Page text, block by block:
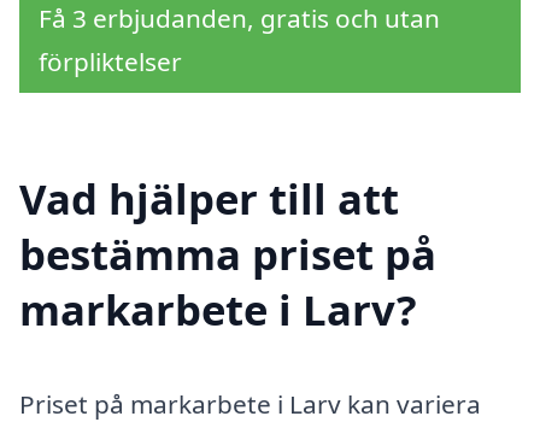
Få 3 erbjudanden, gratis och utan
förpliktelser
Vad hjälper till att
bestämma priset på
markarbete i Larv?
Priset på markarbete i Larv kan variera